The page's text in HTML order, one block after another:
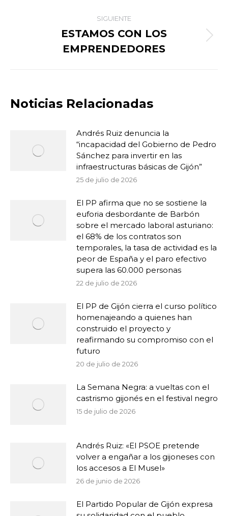
SIGUIENTE
Publicación
siguiente:
ESTAMOS CON LOS
EMPRENDEDORES
Noticias Relacionadas
Andrés Ruiz denuncia la
“incapacidad del Gobierno de Pedro
Sánchez para invertir en las
infraestructuras básicas de Gijón”
25 de julio de 2026
El PP afirma que no se sostiene la
euforia desbordante de Barbón
sobre el mercado laboral asturiano:
el 68% de los contratos son
temporales, la tasa de actividad es la
peor de España y el paro efectivo
supera las 60.000 personas
22 de julio de 2026
El PP de Gijón cierra el curso político
homenajeando a quienes han
construido el proyecto y
reafirmando su compromiso con el
futuro
20 de julio de 2026
La Semana Negra: a vueltas con el
castrismo gijonés en el festival negro
15 de julio de 2026
Andrés Ruiz: «El PSOE pretende
volver a engañar a los gijoneses con
los accesos a El Musel»
26 de junio de 2026
El Partido Popular de Gijón expresa